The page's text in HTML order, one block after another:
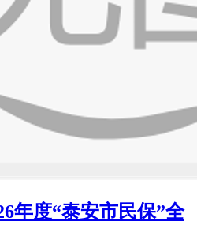
年度“泰安市民保”全